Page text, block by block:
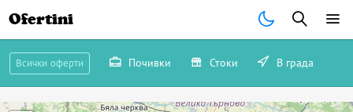
Ofertini
Всички оферти Почивки Стоки В града